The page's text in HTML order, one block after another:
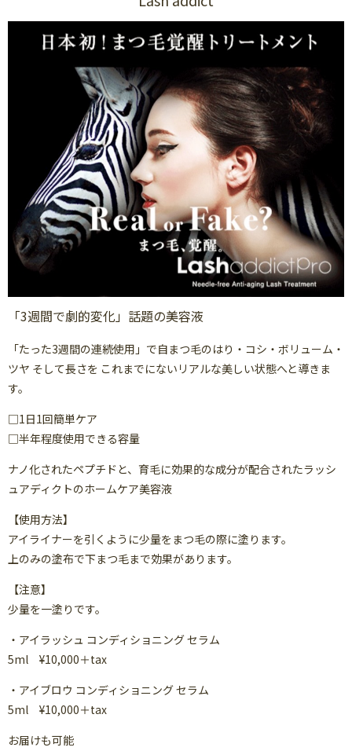
「3週間で劇的変化」話題の美容液
「たった3週間の連続使用」で自まつ毛のはり・コシ・ボリューム・
ツヤ そして長さを これまでにないリアルな美しい状態へと導きま
す。
□1日1回簡単ケア
□半年程度使用できる容量
ナノ化されたペプチドと、育毛に効果的な成分が配合されたラッシ
ュアディクトのホームケア美容液
【使用方法】
アイライナーを引くように少量をまつ毛の際に塗ります。
上のみの塗布で下まつ毛まで効果があります。
【注意】
少量を一塗りです。
・アイラッシュ コンディショニング セラム
5ml ¥10,000＋tax
・アイブロウ コンディショニング セラム
5ml ¥10,000＋tax
お届けも可能